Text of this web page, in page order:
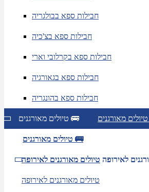
חבילות ספא בבולגריה
חבילות ספא בצ'כיה
חבילות ספא בקרלובי וארי
חבילות ספא בגאורגיה
חבילות ספא בהונגריה
טיולים מאורגנים 🚌
טיולים מאורגנים 🚌
לאירופה טיולים מאורגנים לאירופה
טיולים מאורגנים לאירופה